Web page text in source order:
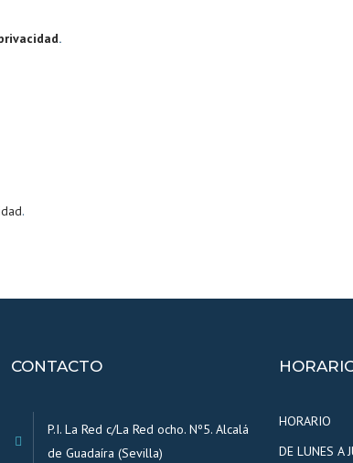
.
.
CONTACTO
P.I. La Red c/La Red ocho. Nº5. Alcalá
de Guadaíra (Sevilla)
HORARIO
DE LUNES A